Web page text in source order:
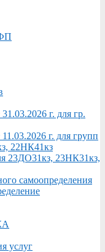
г. для гр.
г. для групп
22НК41кз
23ДО31кз, 23НК31кз,
самоопределения
услуг